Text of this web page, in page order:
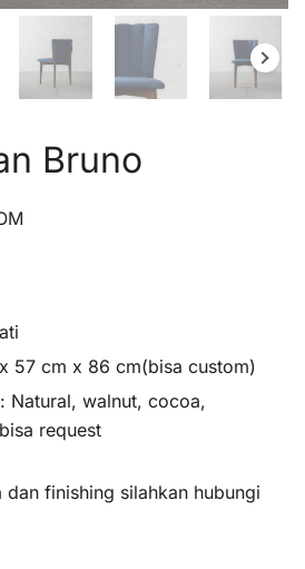
Bruno
57 cm x 86 cm(bisa custom)
Natural, walnut, cocoa,
request
finishing silahkan hubungi